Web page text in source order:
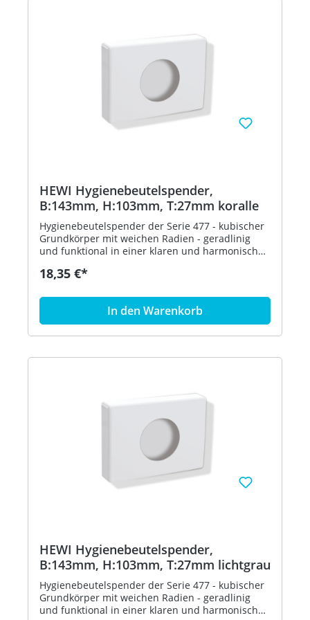
HEWI Hygienebeutelspender,
B:143mm, H:103mm, T:27mm koralle
Hygienebeutelspender der Serie 477 - kubischer
Grundkörper mit weichen Radien - geradlinig
und funktional in einer klaren und harmonischen
Entnahme von handelsüblichen Hygienebeuteln
breit, 103 mm hoch und 27 mm tief - aus
hochglänzendem Polyamid nach HEWI
Farbtabelle - inklusive korrosionsfreiem HEWI
Befestigungsmaterial - in HEWI Farbe 36 (Koralle)
18,35 €*
In den Warenkorb
HEWI Hygienebeutelspender,
B:143mm, H:103mm, T:27mm lichtgrau
Hygienebeutelspender der Serie 477 - kubischer
Grundkörper mit weichen Radien - geradlinig
und funktional in einer klaren und harmonischen